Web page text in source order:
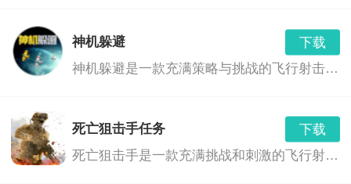
神机躲避
下载
神机躲避是一款充满策略与挑战的飞行射击游戏。玩家将扮演一位拥有神奇躲避技巧的英雄，在无尽的敌人与障碍中展开刺激的冒险。游戏以精美的画面、丰富的关卡和独特的角色设定，为玩家带来一场紧张刺激的射击体验。
死亡狙击手任务
下载
死亡狙击手是一款充满挑战和刺激的飞行射击游戏。玩家将扮演一名精英狙击手，在荒芜的星球上展开一场场惊心动魄的战斗。通过灵活操作狙击手，躲避敌人的攻击，同时利用各种武器和道具消灭敌人，完成各种任务。游戏画面精美，音效震撼，玩法丰富，是一款不可多得的射击游戏佳作。